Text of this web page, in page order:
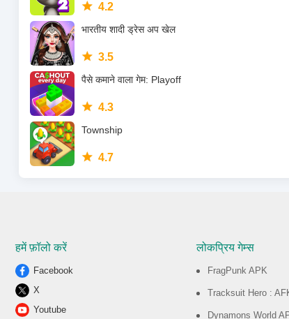
4.2
भारतीय शादी ड्रेस अप खेल
3.5
पैसे कमाने वाला गेम: Playoff
4.3
Township
4.7
हमें फ़ॉलो करें
Facebook
X
Youtube
लोकप्रिय गेम्स
FragPunk APK
Tracksuit Hero :
Dynamons World